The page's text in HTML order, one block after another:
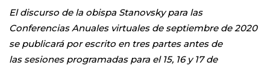
El discurso de la obispa Stanovsky para las
Conferencias Anuales virtuales de septiembre de 2020
se publicará por escrito en tres partes antes de
las sesiones programadas para el 15, 16 y 17 de